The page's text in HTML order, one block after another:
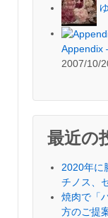
Appendix
2007/10/
最近の
2020年に
チノス、
焼肉で「
方のご提